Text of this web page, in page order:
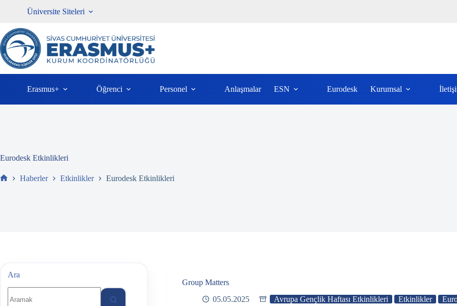
Üniversite Siteleri
Erasmus+ Öğrenci Personel Anlaşmalar ESN Eurodesk Kurumsal
Eurodesk Etkinlikleri
Haberler Etkinlikler Eurodesk Etkinlikleri
Group Matters
05.05.2025
Avrupa Gençlik Haftası Etkinlikleri Etkinlikler
Ara
bulunamadı.